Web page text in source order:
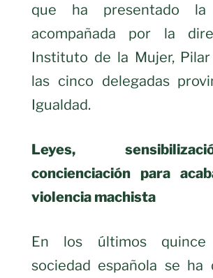
que ha presentado la
acompañada por la
Instituto de la Mujer, Pilar
las cinco delegadas
Igualdad.
Leyes,
concienciación para
violencia machista
En los últimos
sociedad española se ha